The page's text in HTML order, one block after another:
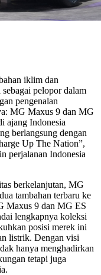
iklim dan
pelopor dalam
pengenalan
MG Maxus 9 dan MG
ajang Indonesia
berlangsung dengan
Up The Nation”,
perjalanan Indonesia
berkelanjutan, MG
tambahan terbaru ke
Maxus 9 dan MG ES
lengkapnya koleksi
posisi merek ini
listrik. Dengan visi
hanya menghadirkan
tetapi juga